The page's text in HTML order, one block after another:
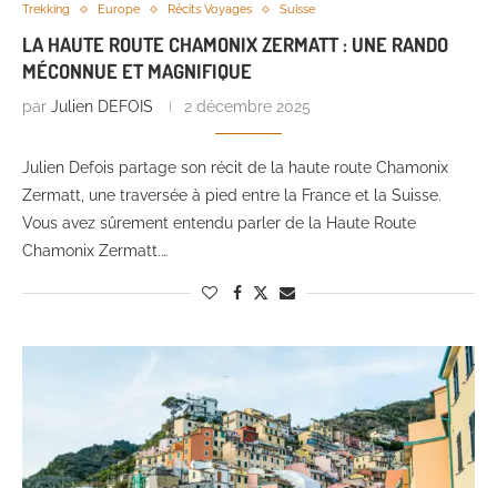
Trekking Europe Récits Voyages Suisse
LA HAUTE ROUTE CHAMONIX ZERMATT : UNE RANDO
MÉCONNUE ET MAGNIFIQUE
par Julien DEFOIS 2 décembre 2025
Julien Defois partage son récit de la haute route Chamonix
Zermatt, une traversée à pied entre la France et la Suisse.
Vous avez sûrement entendu parler de la Haute Route
Chamonix Zermatt.…